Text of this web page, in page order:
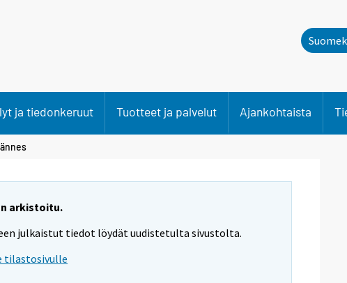
ja tiedonkeruut Tuotteet ja palvelut Ajankohtaista
arkistoitu.
julkaistut tiedot löydät uudistetulta sivustolta.
tilastosivulle